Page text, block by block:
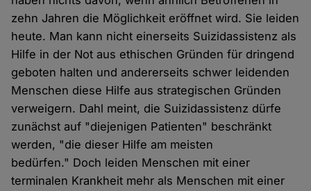
zehn Jahren die Möglichkeit eröffnet wird. Sie leiden
heute. Man kann nicht einerseits Suizidassistenz als
Hilfe in der Not aus ethischen Gründen für dringend
geboten halten und andererseits schwer leidenden
Menschen diese Hilfe aus strategischen Gründen
verweigern. Dahl meint, die Suizidassistenz dürfe
zunächst auf "diejenigen Patienten" beschränkt
werden, "die dieser Hilfe am meisten
bedürfen." Doch leiden Menschen mit einer
terminalen Krankheit mehr als Menschen mit einer